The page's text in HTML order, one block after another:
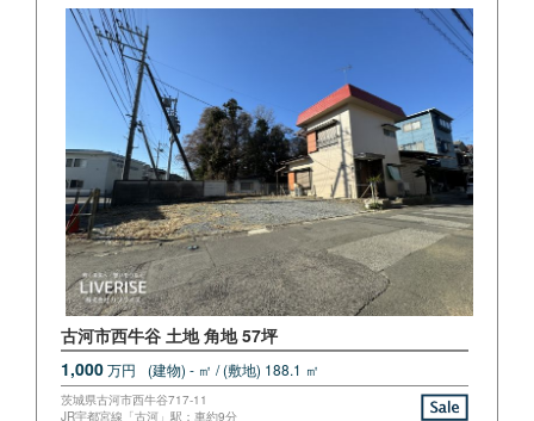
古河市西牛谷 土地 角地 57坪
1,000万円 (建物) - ㎡ / (敷地) 188.1 ㎡
茨城県古河市西牛谷717-11
JR宇都宮線「古河」駅：車約9分